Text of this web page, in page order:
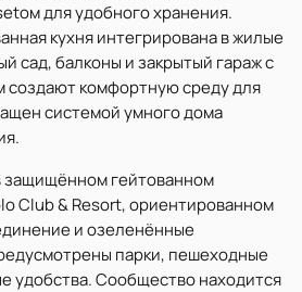
для удобного хранения.
кухня интегрирована в жилые
сад, балконы и закрытый гараж с
создают комфортную среду для
системой умного дома
защищённом гейтованном
Club & Resort, ориентированном
и озеленённые
парки, пешеходные
удобства. Сообщество находится